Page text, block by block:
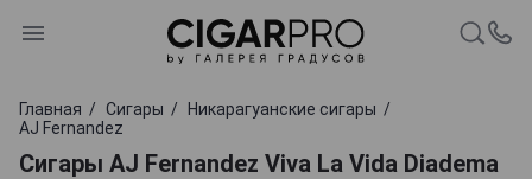
Главная Сигары
Никарагуанские сигары
AJ Fernandez
Сигары AJ Fernandez Viva La Vida Diadema